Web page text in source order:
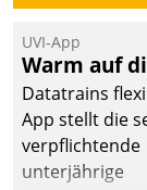
UVI-App
Warm auf
Datatrains
App stellt die
verpflichtende
unterjährige